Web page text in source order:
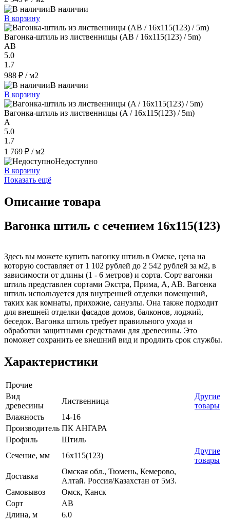
В наличии
В корзину
Вагонка-штиль из лиственницы (AB / 16x115(123) / 5m)
AB
5.0
1.7
988 ₽ / м2
В наличии
В корзину
Вагонка-штиль из лиственницы (A / 16x115(123) / 5m)
A
5.0
1.7
1 769 ₽ / м2
Недоступно
В корзину
Показать ещё
Описание товара
Вагонка штиль с сечением 16x115(123)
Здесь вы можете купить вагонку штиль в Омске, цена на
которую составляет от 1 102 рублей до 2 542 рублей за м2, в
зависимости от длины (1 - 6 метров) и сорта. Сорт вагонки
штиль представлен сортами Экстра, Прима, A, AB. Вагонка
штиль используется для внутренней отделки помещений,
таких как комнаты, прихожие, санузлы. Она также подходит
для внешней отделки фасадов домов, балконов, лоджий,
беседок. Вагонка штиль требует правильного ухода и
обработки защитными средствами для древесины. Это
поможет сохранить ее внешний вид и продлить срок службы.
Характеристики
Прочие
Вид
древесины
Лиственница
Другие
товары
Влажность
14-16
Производитель ПК АНГАРА
Профиль
Штиль
Сечение, мм
16x115(123)
Другие
товары
Доставка
Омская обл., Тюмень, Кемерово,
Алтай. Россия/Казахстан от 5м3.
Самовывоз
Омск, Канск
Сорт
AB
Длина, м
6.0